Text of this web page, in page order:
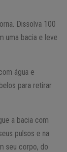
Dissolva 100
uma bacia e leve
água e
para retirar
a bacia com
pulsos e na
seu corpo, do